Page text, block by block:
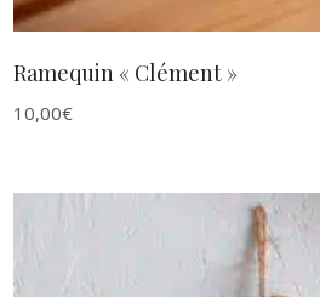
Ramequin « Clément »
10,00€